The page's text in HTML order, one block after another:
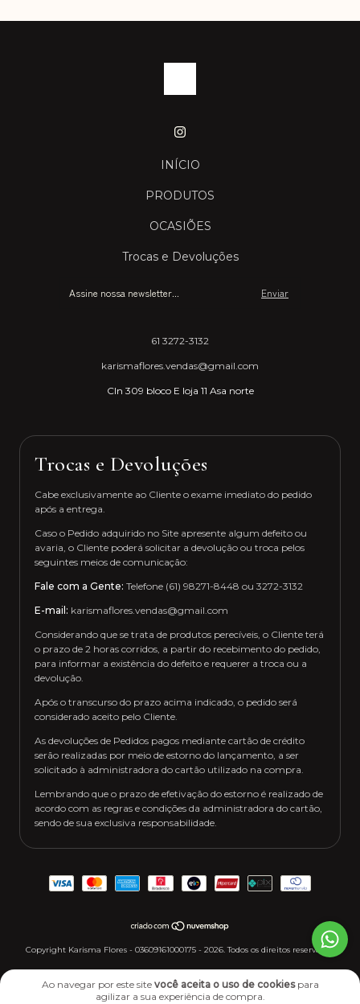
Ao navegar por este site você aceita o uso de cookiespara
agilizar a sua experiência de compra.
INÍCIO
PRODUTOS
OCASIÕES
Trocas e Devoluções
61 3272-3132
karismaflores.vendas@gmail.com
Cln 309 bloco E loja 11 Asa norte
Trocas e Devoluções
Cabe exclusivamente ao Cliente o exame imediato do pedido
após a entrega.
Caso o Pedido adquirido no Site apresente algum defeito ou
avaria, o Cliente poderá solicitar a devolução ou troca pelos
seguintes meios de comunicação:
Fale com a Gente: Telefone (61) 98271-8448 ou 3272-3132
E-mail: karismaflores.vendas@gmail.com
Considerando que se trata de produtos perecíveis, o Cliente terá
o prazo de 2 horas corridos, a partir do recebimento do pedido,
para informar a existência do defeito e requerer a troca ou a
devolução.
Após o transcurso do prazo acima indicado, o pedido será
considerado aceito pelo Cliente.
As devoluções de Pedidos pagos mediante cartão de crédito
serão realizadas por meio de estorno do lançamento, a ser
solicitado à administradora do cartão utilizado na compra.
Lembrando que o prazo de efetivação do estorno é realizado de
acordo com as regras e condições da administradora do cartão,
sendo de sua exclusiva responsabilidade.
Copyright Karisma Flores - 03609161000175 - 2026. Todos os direitos reservados.